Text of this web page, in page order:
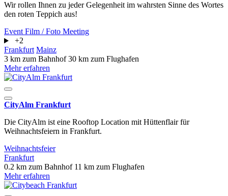
Wir rollen Ihnen zu jeder Gelegenheit im wahrsten Sinne des Wortes
den roten Teppich aus!
Event Film / Foto Meeting
+2
Frankfurt Mainz
3 km zum Bahnhof30 km zum Flughafen
Mehr erfahren
CityAlm Frankfurt
Die CityAlm ist eine Rooftop Location mit Hüttenflair für
Weihnachtsfeiern in Frankfurt.
Weihnachtsfeier
Frankfurt
0.2 km zum Bahnhof 11 km zum Flughafen
Mehr erfahren